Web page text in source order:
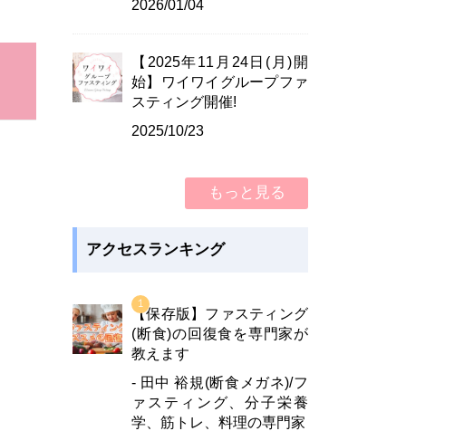
2026/01/04
【2025年11月24日(月)開
始】ワイワイグループファ
スティング開催!
2025/10/23
もっと見る
アクセスランキング
【保存版】ファスティング
(断食)の回復食を専門家が
教えます
- 田中 裕規(断食メガネ)/フ
ァスティング、分子栄養
学、筋トレ、料理の専門家